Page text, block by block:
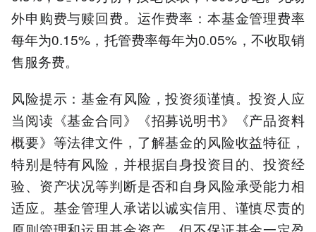
外申购费与赎回费。运作费率：本基金管理费率
每年为0.15%，托管费率每年为0.05%，不收取销
售服务费。
风险提示：基金有风险，投资须谨慎。投资人应
当阅读《基金合同》《招募说明书》《产品资料
概要》等法律文件，了解基金的风险收益特征，
特别是特有风险，并根据自身投资目的、投资经
验、资产状况等判断是否和自身风险承受能力相
适应。基金管理人承诺以诚实信用、谨慎尽责的